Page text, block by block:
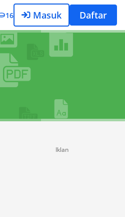
16 Masuk Daftar
Iklan